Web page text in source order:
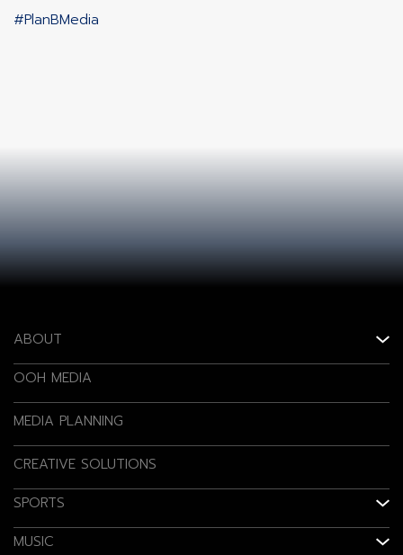
#PlanBMedia
ABOUT
OOH MEDIA
MEDIA PLANNING
CREATIVE SOLUTIONS
SPORTS
MUSIC